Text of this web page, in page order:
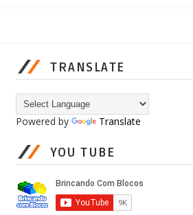
TRANSLATE
Powered by Translate
YOU TUBE